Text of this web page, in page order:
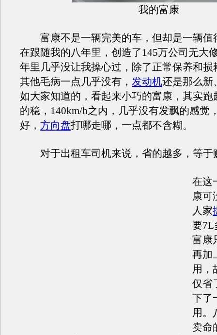
我的富康
富康不是一辆完美的车，但却是一辆值
在跟随我的八年里，创造了145万公司无大
年里几乎没让我操心过，除了正常保养和损
其他毛病一点几乎没有， 发动机还是那么新
如大家知道的，看起来小巧的富康，其实跑
的稳，140km/h之内，几乎没有发飘的感觉
好， 方向盘打哪走哪，一点都不含糊。
对于出租车司机来说，省的越多，等于
在这
康可
人家
要7L
富康
再加
用，
仅省
下了
用。
卖命